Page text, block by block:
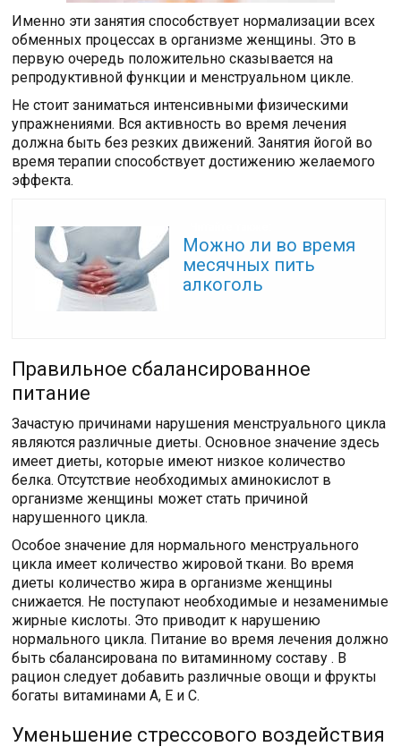
Именно эти занятия способствует нормализации всех
обменных процессах в организме женщины. Это в
первую очередь положительно сказывается на
репродуктивной функции и менструальном цикле.
Не стоит заниматься интенсивными физическими
упражнениями. Вся активность во время лечения
должна быть без резких движений. Занятия йогой во
время терапии способствует достижению желаемого
эффекта.
Можно ли во время
месячных пить
алкоголь
Правильное сбалансированное
питание
Зачастую причинами нарушения менструального цикла
являются различные диеты. Основное значение здесь
имеет диеты, которые имеют низкое количество
белка. Отсутствие необходимых аминокислот в
организме женщины может стать причиной
нарушенного цикла.
Особое значение для нормального менструального
цикла имеет количество жировой ткани. Во время
диеты количество жира в организме женщины
снижается. Не поступают необходимые и незаменимые
жирные кислоты. Это приводит к нарушению
нормального цикла. Питание во время лечения должно
быть сбалансирована по витаминному составу . В
рацион следует добавить различные овощи и фрукты
богаты витаминами А, Е и С.
Уменьшение стрессового воздействия